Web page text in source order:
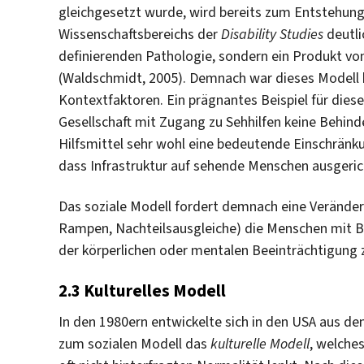
gleichgesetzt wurde, wird bereits zum
Wissenschaftsbereichs derDisability Studies
definierenden Pathologie, sondern ein Produkt
(Waldschmidt, 2005). Demnach war dieses
Kontextfaktoren. Ein prägnantes Beispiel für
Gesellschaft mit Zugang zu Sehhilfen keine
Hilfsmittel sehr wohl eine bedeutende
dass Infrastruktur auf sehende Menschen
Das soziale Modell fordert demnach eine
Rampen, Nachteilsausgleiche) die Menschen mit
der körperlichen oder mentalen Beeinträchtigung
2.3 Kulturelles Modell
In den 1980ern entwickelte sich in den USA aus
zum sozialen Modell das kulturelle Modell,